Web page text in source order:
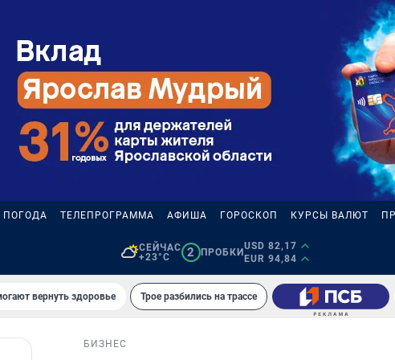
ПОГОДА ТЕЛЕПРОГРАММА АФИША ГОРОСКОП КУРСЫ ВАЛЮТ
СЕЙЧАС
+23°C
2 ПРОБКИ
USD 82,17
EUR 94,84
вернуть здоровье Трое разбились на трассе
БИЗНЕС